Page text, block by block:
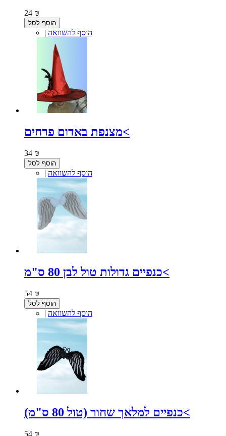
24 ₪
הוסף לסל
| הוסף להשוואה
מצנפת באדום פרחים<
34 ₪
הוסף לסל
| הוסף להשוואה
כנפיים גדולות טול לבן 80 ס"מ<
54 ₪
הוסף לסל
| הוסף להשוואה
כנפיים למלאך שחור (טול 80 ס"מ)<
54 ₪